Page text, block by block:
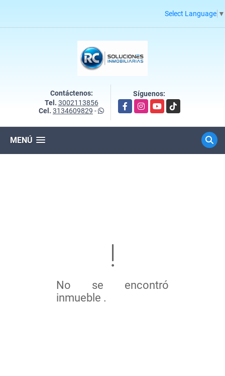
Select Language ▼
Contáctenos:
Tel. 3002113856
Cel. 3134609829 -
Síguenos:
FacebookInstagramYouTubeTikTok
MENÚ
No se encontró
inmueble .